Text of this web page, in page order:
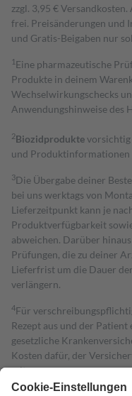
zzgl. 3,95 €
frei. Preisänderungen und
und Gratis-Beigaben nur
1 Eine pharmazeutische
Produkte in deinem
Wechselwirkungschecks
Anwendungshinweise des
2Biozidproduktevorsichtig
und Produktinformationen
3Die Übergabe deiner
bei uns werktags von
Lieferzeitpunkt kann je
Produktverfügbarkeit
abweichen. Darüber
Prüfungen, die zu deiner
Lieferfrist um die Dauer
verlängern.
4Für
Rezept aus und der
gesetzliche
Kosten dafür, der
mit.
Grundsätzlich leisten